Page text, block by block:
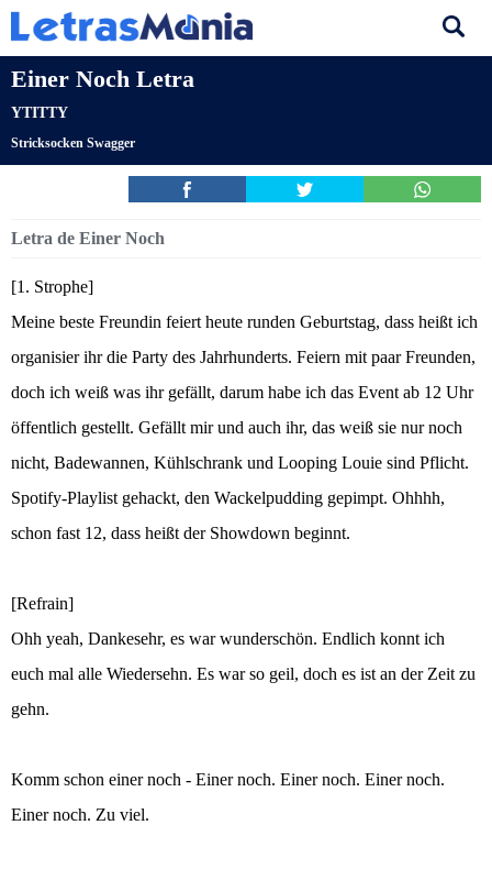
Einer Noch Letra
YTITTY
Stricksocken Swagger
Letra de Einer Noch
[1. Strophe]
Meine beste Freundin feiert heute runden Geburtstag, dass heißt ich
organisier ihr die Party des Jahrhunderts. Feiern mit paar Freunden,
doch ich weiß was ihr gefällt, darum habe ich das Event ab 12 Uhr
öffentlich gestellt. Gefällt mir und auch ihr, das weiß sie nur noch
nicht, Badewannen, Kühlschrank und Looping Louie sind Pflicht.
Spotify-Playlist gehackt, den Wackelpudding gepimpt. Ohhhh,
schon fast 12, dass heißt der Showdown beginnt.
[Refrain]
Ohh yeah, Dankesehr, es war wunderschön. Endlich konnt ich
euch mal alle Wiedersehn. Es war so geil, doch es ist an der Zeit zu
gehn.
Komm schon einer noch - Einer noch. Einer noch. Einer noch.
Einer noch. Zu viel.